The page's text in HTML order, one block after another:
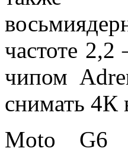
частоте 2,2
чипом
снимать 4К
Moto G6